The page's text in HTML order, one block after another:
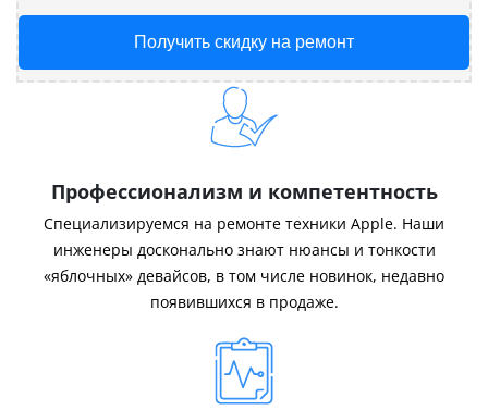
Получить скидку на ремонт
Профессионализм и компетентность
Специализируемся на ремонте техники Apple. Наши
инженеры досконально знают нюансы и тонкости
«яблочных» девайсов, в том числе новинок, недавно
появившихся в продаже.